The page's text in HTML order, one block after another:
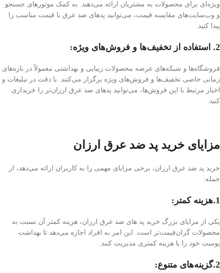
ویژه‌ای برای محصولات به مشتریان ارائه می‌دهند. به کمک موتورهای جستجو
و وب‌سایت‌های مقایسه قیمت، می‌توانید پدهای ضد عرق با قیمت مناسب را
پیدا کنید.
2. استفاده از تخفیف‌ها و فروش‌های ویژه:
فروشگاه‌ها و شبکه‌های عرضه محصولات زیبایی و بهداشتی معمولاً در بازه‌های
زمانی خاصی تخفیف‌ها و فروش‌های ویژه برگزار می‌کنند. با دقت در تبلیغات و
اخبار مرتبط با این فروش‌ها، می‌توانید پدهای ضد عرق ارزان‌تر را خریداری
کنید.
مزایای خرید پد ضد عرق ارزان
خرید پد ضد عرق ارزان، برخی مزایای مهمی را به کاربران ارائه می‌دهد، از
جمله:
1.هزینه کمتر:
یکی از مزایای بزرگ خرید پد های ضد عرق ارزان، هزینه کمتر آن نسبت به
محصولات گران‌قیمت‌تر است. این امر به افراد اجازه می‌دهد تا بهداشت
پوست خود را با هزینه کمتری مدیریت کنند.
2.گزینه‌های متنوع: